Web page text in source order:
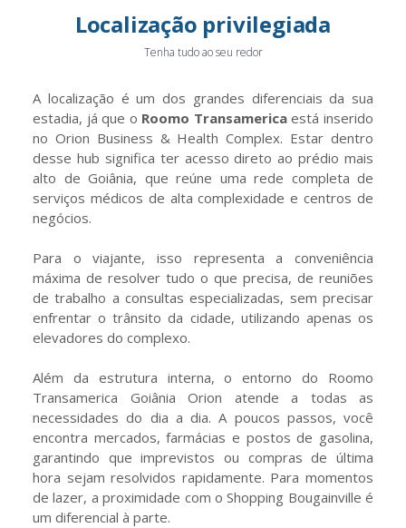
Localização privilegiada
Tenha tudo ao seu redor
A localização é um dos grandes diferenciais da sua
estadia, já que o Roomo Transamericaestá inserido
no Orion Business & Health Complex. Estar dentro
desse hub significa ter acesso direto ao prédio mais
alto de Goiânia, que reúne uma rede completa de
serviços médicos de alta complexidade e centros de
negócios.
Para o viajante, isso representa a conveniência
máxima de resolver tudo o que precisa, de reuniões
de trabalho a consultas especializadas, sem precisar
enfrentar o trânsito da cidade, utilizando apenas os
elevadores do complexo.
Além da estrutura interna, o entorno do Roomo
Transamerica Goiânia Orion atende a todas as
necessidades do dia a dia. A poucos passos, você
encontra mercados, farmácias e postos de gasolina,
garantindo que imprevistos ou compras de última
hora sejam resolvidos rapidamente. Para momentos
de lazer, a proximidade com o Shopping Bougainville é
um diferencial à parte.